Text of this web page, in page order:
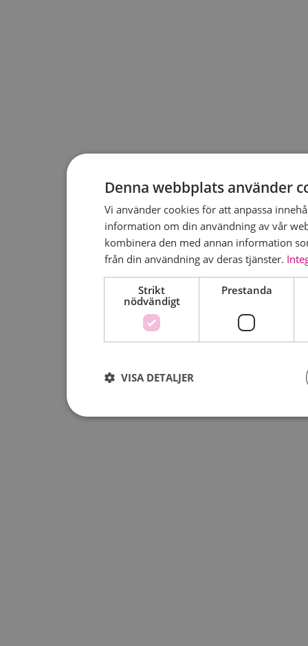
Denna webbplats använder
Vi använder cookies för att anpassa
information om din användning av vår
kombinera den med annan information
från din användning av deras tjänster.
Strikt
nödvändigt
Prestanda
VISA DETALJER